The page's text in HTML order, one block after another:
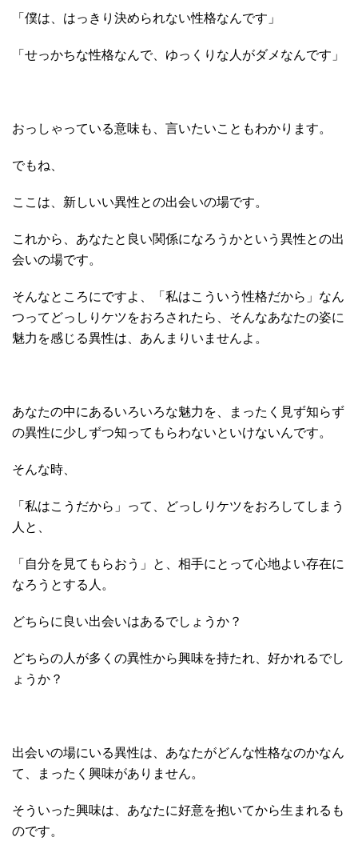
「僕は、はっきり決められない性格なんです」
「せっかちな性格なんで、ゆっくりな人がダメなんです」
おっしゃっている意味も、言いたいこともわかります。
でもね、
ここは、新しいい異性との出会いの場です。
これから、あなたと良い関係になろうかという異性との出
会いの場です。
そんなところにですよ、「私はこういう性格だから」なん
つってどっしりケツをおろされたら、そんなあなたの姿に
魅力を感じる異性は、あんまりいませんよ。
あなたの中にあるいろいろな魅力を、まったく見ず知らず
の異性に少しずつ知ってもらわないといけないんです。
そんな時、
「私はこうだから」って、どっしりケツをおろしてしまう
人と、
「自分を見てもらおう」と、相手にとって心地よい存在に
なろうとする人。
どちらに良い出会いはあるでしょうか？
どちらの人が多くの異性から興味を持たれ、好かれるでし
ょうか？
出会いの場にいる異性は、あなたがどんな性格なのかなん
て、まったく興味がありません。
そういった興味は、あなたに好意を抱いてから生まれるも
のです。